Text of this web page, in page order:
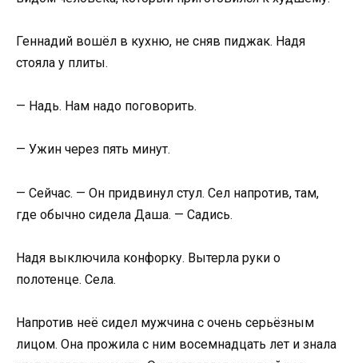
Геннадий вошёл в кухню, не сняв пиджак. Надя
стояла у плиты.
— Надь. Нам надо поговорить.
— Ужин через пять минут.
— Сейчас. — Он придвинул стул. Сел напротив, там,
где обычно сидела Даша. — Садись.
Надя выключила конфорку. Вытерла руки о
полотенце. Села.
Напротив неё сидел мужчина с очень серьёзным
лицом. Она прожила с ним восемнадцать лет и знала